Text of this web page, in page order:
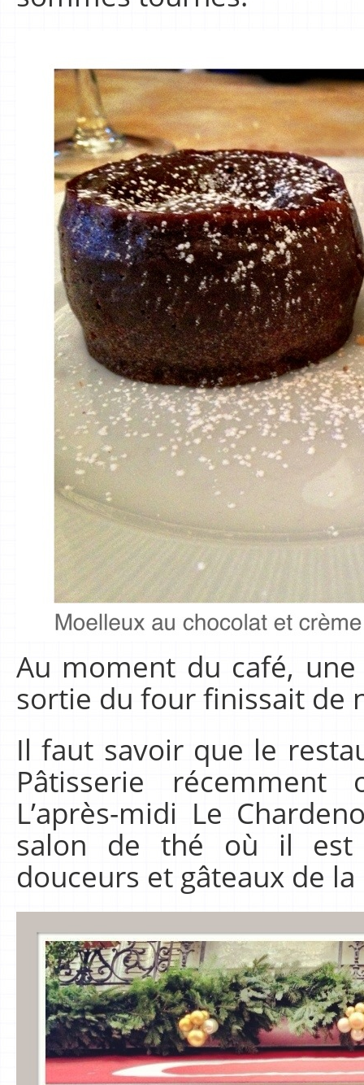
Au moment du café,
sortie du four finissait de
Il faut savoir que le
Pâtisserie
L’après-midi Le
salon de thé où il est
douceurs et gâteaux de